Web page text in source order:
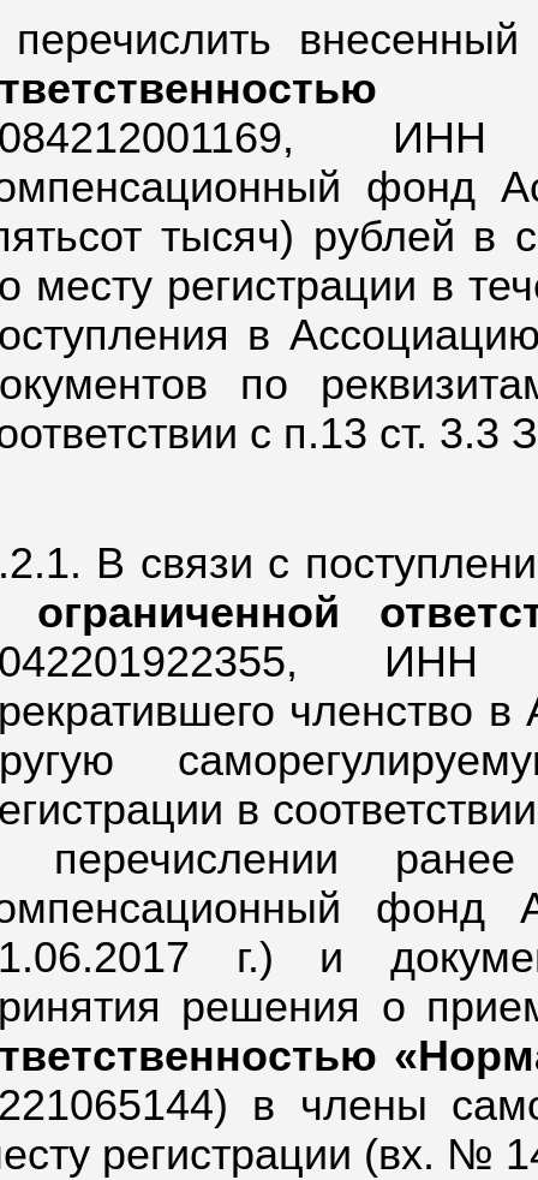
ИНН
фонд
тысяч) рублей в
месту регистрации в
в
по
с п.13 ст. 3.3
В связи с
ограниченной
ИНН
членство
в
перечислении
г.) и
решения о
в члены
регистрации (вх. №